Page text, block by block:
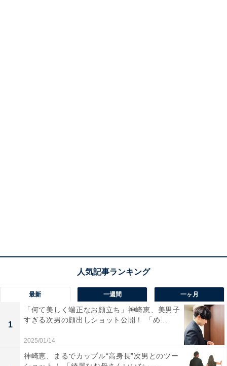
最新 一週間 一ヶ月
1
「何て美しく端正なお顔立ち」神崎恵、美男子
すぎる次男の顔出しショット公開！ 「め...
2025/01/14
神崎恵、まるでカップル“高身長”次男とのツー